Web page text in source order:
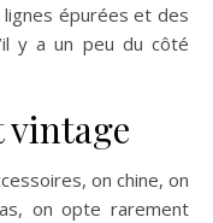
lignes épurées et des
y a un peu du côté
vintage
on chine, on
on opte rarement